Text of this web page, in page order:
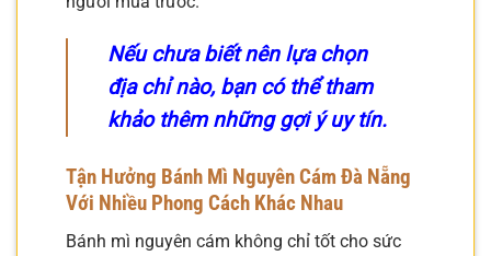
Nếu chưa biết nên lựa chọn
địa chỉ nào, bạn có thể tham
khảo thêm những gợi ý uy tín.
Tận Hưởng Bánh Mì Nguyên Cám Đà Nẵng
Với Nhiều Phong Cách Khác Nhau
Bánh mì nguyên cám không chỉ tốt cho sức